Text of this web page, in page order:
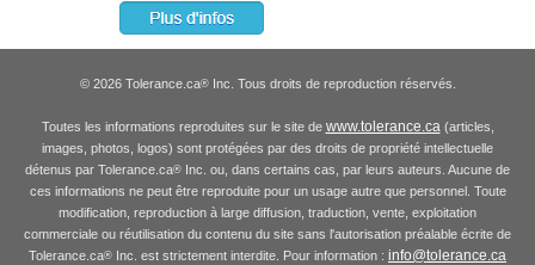
© 2026 Tolerance.ca®Inc. Tous droits de reproduction réservés.
Toutes les informations reproduites sur le site de www.tolerance.ca (articles,
images, photos, logos) sont protégées par des droits de propriété intellectuelle
détenus par Tolerance.ca® Inc. ou, dans certains cas, par leurs auteurs. Aucune de
ces informations ne peut être reproduite pour un usage autre que personnel. Toute
modification, reproduction à large diffusion, traduction, vente, exploitation
commerciale ou réutilisation du contenu du site sans l'autorisation préalable écrite de
Tolerance.ca® Inc. est strictement interdite. Pour information : info@tolerance.ca